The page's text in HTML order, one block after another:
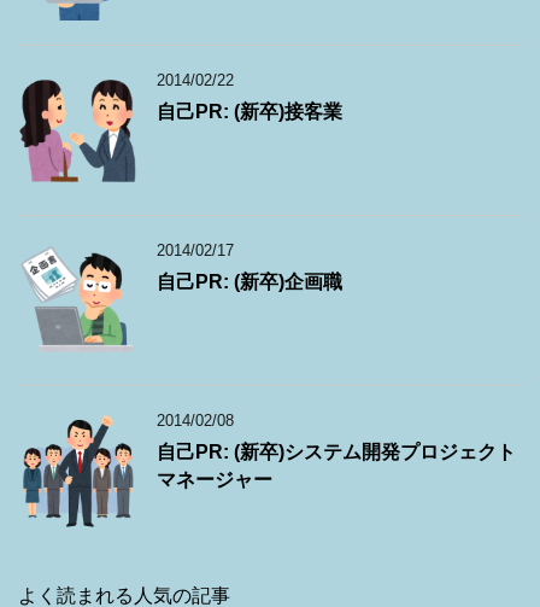
2014/02/22
自己PR: (新卒)接客業
2014/02/17
自己PR: (新卒)企画職
2014/02/08
自己PR: (新卒)システム開発プロジェクト
マネージャー
よく読まれる人気の記事